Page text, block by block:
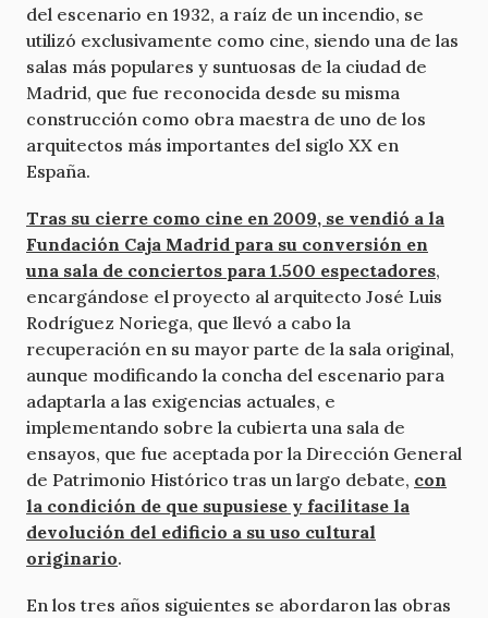
del escenario en 1932, a raíz de un incendio, se
utilizó exclusivamente como cine, siendo una de las
salas más populares y suntuosas de la ciudad de
Madrid, que fue reconocida desde su misma
construcción como obra maestra de uno de los
arquitectos más importantes del siglo XX en
España.
Tras su cierre como cine en 2009, se vendió a la
Fundación Caja Madrid para su conversión en
una sala de conciertos para 1.500 espectadores,
encargándose el proyecto al arquitecto José Luis
Rodríguez Noriega, que llevó a cabo la
recuperación en su mayor parte de la sala original,
aunque modificando la concha del escenario para
adaptarla a las exigencias actuales, e
implementando sobre la cubierta una sala de
ensayos, que fue aceptada por la Dirección General
de Patrimonio Histórico tras un largo debate, con
la condición de que supusiese y facilitase la
devolución del edificio a su uso cultural
originario.
En los tres años siguientes se abordaron las obras